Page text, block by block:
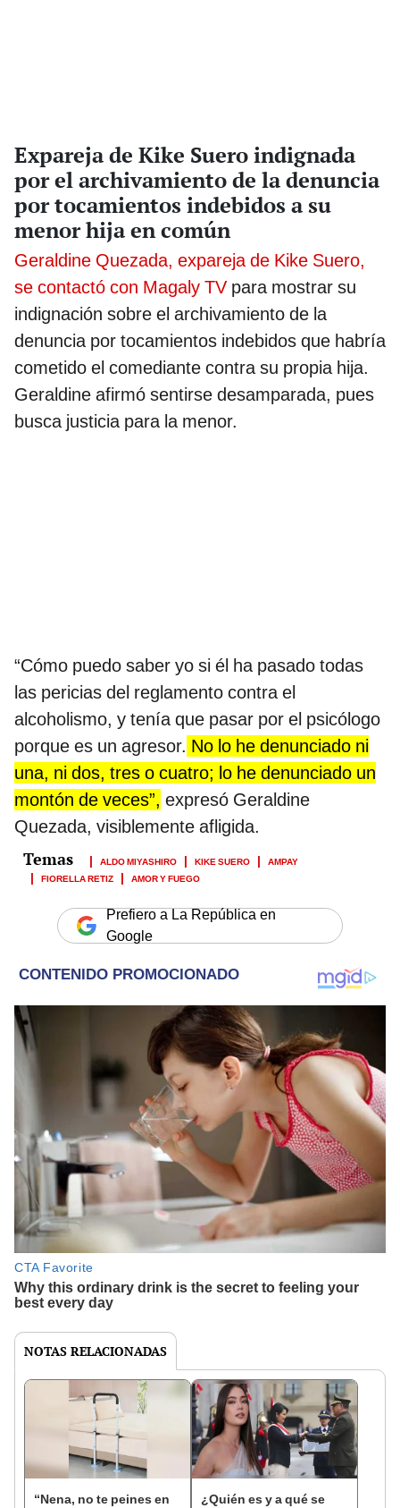
Expareja de Kike Suero indignada
por el archivamiento de la denuncia
por tocamientos indebidos a su
menor hija en común
Geraldine Quezada, expareja de Kike Suero,
se contactó con Magaly TV para mostrar su
indignación sobre el archivamiento de la
denuncia por tocamientos indebidos que habría
cometido el comediante contra su propia hija.
Geraldine afirmó sentirse desamparada, pues
busca justicia para la menor.
“Cómo puedo saber yo si él ha pasado todas
las pericias del reglamento contra el
alcoholismo, y tenía que pasar por el psicólogo
porque es un agresor. No lo he denunciado ni
una, ni dos, tres o cuatro; lo he denunciado un
montón de veces”, expresó Geraldine
Quezada, visiblemente afligida.
ALDO MIYASHIRO KIKE SUERO
AMPAY
FIORELLA RETIZ
AMOR Y FUEGO
Prefiero a La República en
Google
NOTAS RELACIONADAS
“Nena, no te peines en
¿Quién es y a qué se